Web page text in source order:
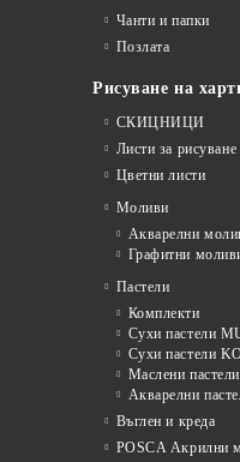
Чанти и папки
Позлата
Рисуване на
СКИЦНИЦИ
Листи за рисуване
Цветни листи
Моливи
Акварелни
Графитни
Пастели
Комплекти
Сухи пастели
Сухи пастели
Маслени пастели
Акварелни
Въглен и креда
POSCA Акрилни